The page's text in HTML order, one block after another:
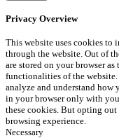
Privacy Overview
This website uses cookies to
through the website. Out of
are stored on your browser
functionalities of the
analyze and understand how
in your browser only with
these cookies. But opting
browsing experience.
Necessary